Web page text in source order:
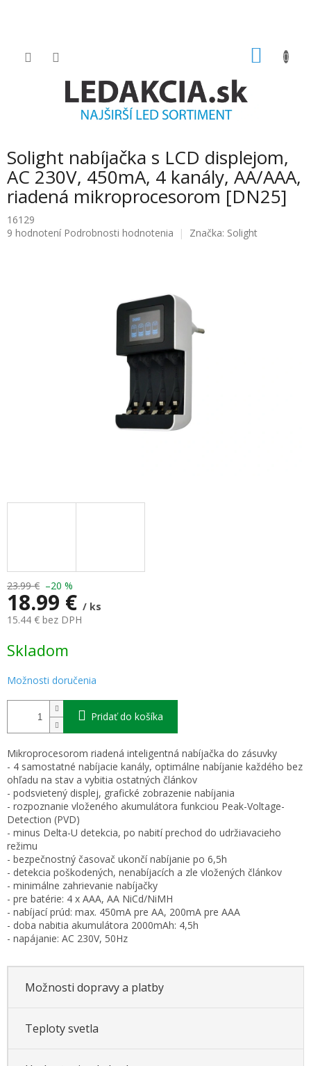
Solight nabíjačka s LCD displejom,
AC 230V, 450mA, 4 kanály, AA/AAA,
riadená mikroprocesorom [DN25]
16129
Priemerné
9 hodnotení Podrobnosti hodnotenia Značka: Solight
23.99 € –20 %
18.99 € / ks
15.44 € bez DPH
cena:
Skladom
Možnosti doručenia
Pridať do košíka
Mikroprocesorom riadená inteligentná nabíjačka do zásuvky
- 4 samostatné nabíjacie kanály, optimálne nabíjanie každého bez
ohľadu na stav a vybitia ostatných článkov
- podsvietený displej, grafické zobrazenie nabíjania
- rozpoznanie vloženého akumulátora funkciou Peak-Voltage-
Detection (PVD)
- minus Delta-U detekcia, po nabití prechod do udržiavacieho
režimu
- bezpečnostný časovač ukončí nabíjanie po 6,5h
- detekcia poškodených, nenabíjacích a zle vložených článkov
- minimálne zahrievanie nabíjačky
- pre batérie: 4 x AAA, AA NiCd/NiMH
- nabíjací prúd: max. 450mA pre AA, 200mA pre AAA
- doba nabitia akumulátora 2000mAh: 4,5h
- napájanie: AC 230V, 50Hz
Možnosti dopravy a platby
Teploty svetla